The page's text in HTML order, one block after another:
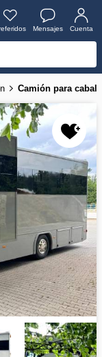
Mensajes Cuenta
Camión para